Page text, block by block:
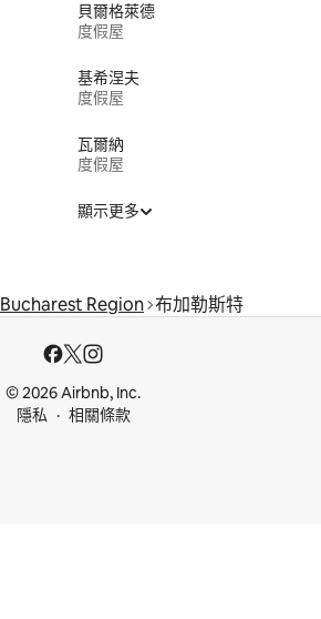
貝爾格萊德
度假屋
基希涅夫
度假屋
瓦爾納
度假屋
顯示更多
Bucharest Region 布加勒斯特
© 2026 Airbnb, Inc.
隱私
相關條款